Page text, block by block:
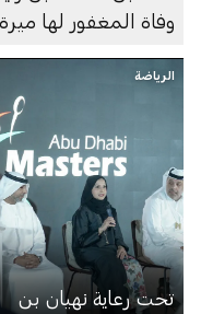
وفاة المغفور لها
الرياضة
تحت رعاية نهيان بن